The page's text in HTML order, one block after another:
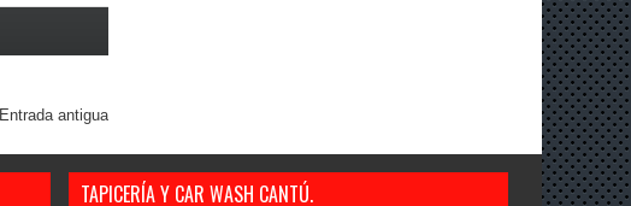
Entrada antigua
TAPICERÍA Y CAR WASH CANTÚ.